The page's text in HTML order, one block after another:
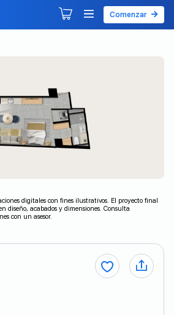
Comenzar
digitales con fines ilustrativos. El proyecto final
diseño, acabados y dimensiones. Consulta
con un asesor.